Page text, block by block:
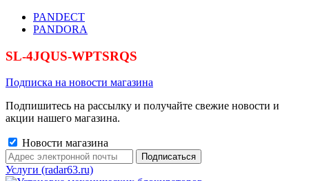
PANDECT
PANDORA
SL-4JQUS-WPTSRQS
Подписка на новости магазина
Подпишитесь на рассылку и получайте свежие новости и
акции нашего магазина.
Новости магазина
Услуги (radar63.ru)